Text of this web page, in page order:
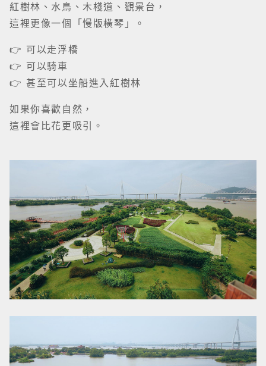
紅樹林、水鳥、木棧道、觀景台，
這裡更像一個「慢版橫琴」。
👉 可以走浮橋
👉 可以騎車
👉 甚至可以坐船進入紅樹林
如果你喜歡自然，
這裡會比花更吸引。